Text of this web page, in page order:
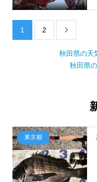
1 2 
秋田県の天
秋田県
東京都